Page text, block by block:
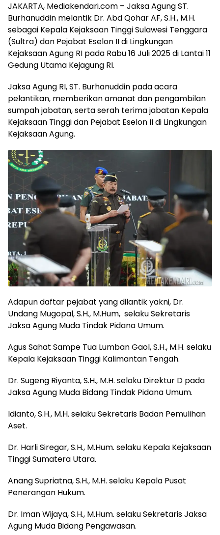
JAKARTA, Mediakendari.com – Jaksa Agung ST.
Burhanuddin melantik Dr. Abd Qohar AF, S.H., M.H.
sebagai Kepala Kejaksaan Tinggi Sulawesi Tenggara
(Sultra) dan Pejabat Eselon II ‎di Lingkungan
Kejaksaan Agung RI pada Rabu 16 Juli 2025 di Lantai 11
Gedung Utama Kejagung RI.
‎Jaksa Agung RI, ST. Burhanuddin pada acara
pelantikan, memberikan amanat dan pengambilan
sumpah jabatan, serta serah terima jabatan Kepala
Kejaksaan Tinggi dan Pejabat Eselon II di Lingkungan
Kejaksaan Agung.
‎Adapun daftar pejabat yang dilantik yakni, Dr.
Undang Mugopal, S.H., M.Hum, selaku Sekretaris
Jaksa Agung Muda Tindak Pidana Umum.
Agus Sahat Sampe Tua Lumban Gaol, S.H., M.H. selaku
Kepala Kejaksaan Tinggi Kalimantan Tengah.
Dr. Sugeng Riyanta, S.H., M.H. selaku Direktur D pada
Jaksa Agung Muda Bidang Tindak Pidana Umum.
‎Idianto, S.H., M.H. selaku Sekretaris Badan Pemulihan
Aset.
‎Dr. Harli Siregar, S.H., M.Hum. selaku Kepala Kejaksaan
Tinggi Sumatera Utara.
Anang Supriatna, S.H., M.H. selaku Kepala Pusat
Penerangan Hukum.
‎Dr. Iman Wijaya, S.H., M.Hum. selaku Sekretaris Jaksa
Agung Muda Bidang Pengawasan.